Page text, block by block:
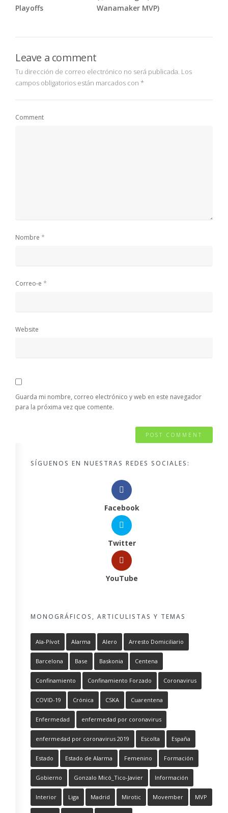
Playoffs
Wanamaker MVP)
Leave a comment
Tu dirección de correo electrónico no será publicada. Los
campos obligatorios están marcados con *
Comment
Nombre *
Correo-e *
Website
Guarda mi nombre, correo electrónico y web en este navegador
para la próxima vez que comente.
SÍGUENOS EN NUESTRAS REDES SOCIALES:
Facebook
Twitter
YouTube
MONOGRÁFICOS, ARTICULISTAS Y TEMAS
Ala-Pívot Alarma Alero Arresto Domiciliario
Barcelona Base Baskonia Centena
Confinamiento Confinamiento Forzado Coronavirus
COVID-19 Crónica CSKA Cuarentena
Enfermedad enfermedad por coronavirus
enfermedad por coronavirus 2019 Escolta España
Estado Estado de Alarma Femenino Formación
Gobierno Gonzalo Micó_Tico-Javier Información
Interior Liga Madrid Mirotic Movember MVP